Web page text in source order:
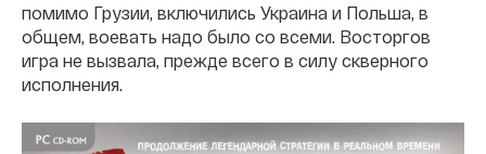
помимо Грузии, включились Украина и Польша, в
общем, воевать надо было со всеми. Восторгов
игра не вызвала, прежде всего в силу скверного
исполнения.